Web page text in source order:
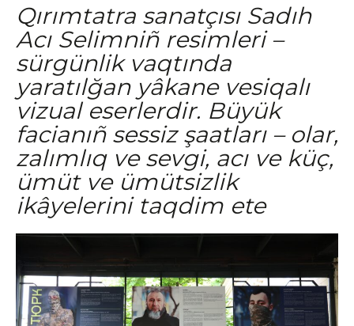
Qırımtatra sanatçısı Sadıh
Acı Selimniñ resimleri –
sürgünlik vaqtında
yaratılğan yâkane vesiqalı
vizual eserlerdir. Büyük
facianıñ sessiz şaatları – olar,
zalımlıq ve sevgi, acı ve küç,
ümüt ve ümütsizlik
ikâyelerini taqdim ete